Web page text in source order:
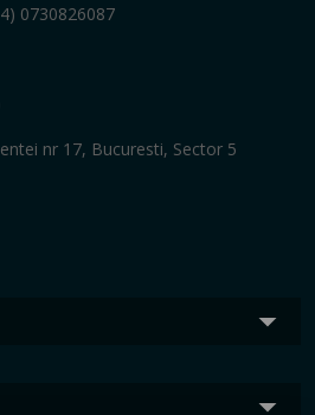
0730826087
nr 17, Bucuresti, Sector 5